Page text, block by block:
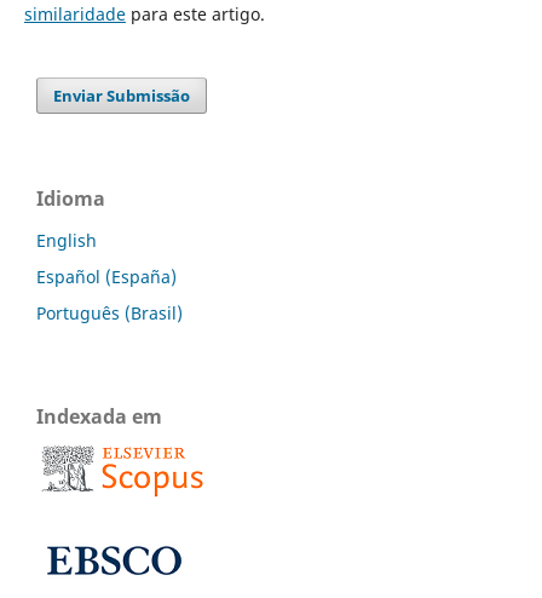
similaridadepara este artigo.
Enviar Submissão
Idioma
English
Español (España)
Português (Brasil)
Indexada em